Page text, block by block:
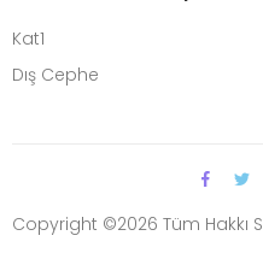
Kat1
Dış Cephe
Copyright ©2026 Tüm Hakkı